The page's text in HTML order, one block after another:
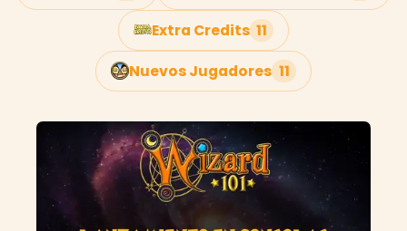
Extra Credits 11
Nuevos Jugadores 11